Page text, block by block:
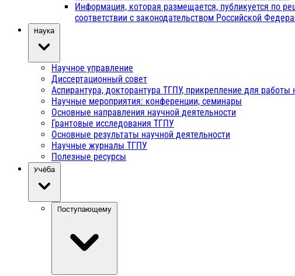
Информация, которая размещается, публикуется по
соответствии с законодательством Российской
Наука
Научное управление
Диссертационный совет
Аспирантура, докторантура ТГПУ, прикрепление для работы
Научные мероприятия: конференции, семинары
Основные направления научной деятельности
Грантовые исследования ТГПУ
Основные результаты научной деятельности
Научные журналы ТГПУ
Полезные ресурсы
Учёба
Поступающему